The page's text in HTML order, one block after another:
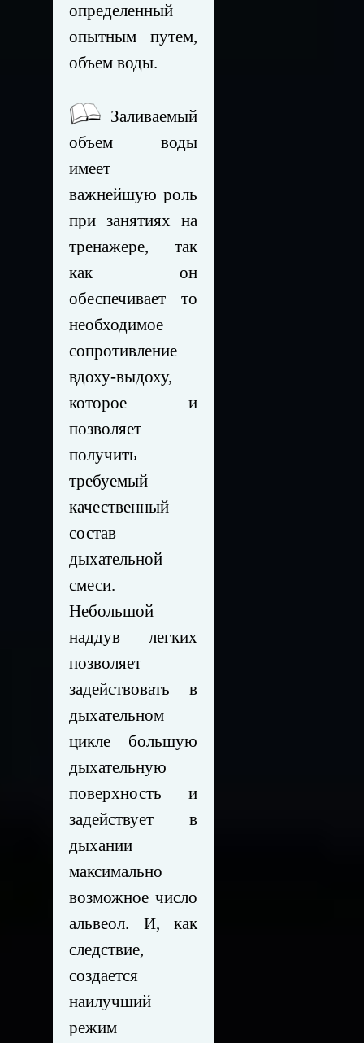
определенный
опытным путем,
объем воды.
Заливаемый
объем воды
имеет
важнейшую роль
при занятиях на
тренажере, так
как он
обеспечивает то
необходимое
сопротивление
вдоху-выдоху,
которое и
позволяет
получить
требуемый
качественный
состав
дыхательной
смеси.
Небольшой
наддув легких
позволяет
задействовать в
дыхательном
цикле большую
дыхательную
поверхность и
задействует в
дыхании
максимально
возможное число
альвеол. И, как
следствие,
создается
наилучший
режим